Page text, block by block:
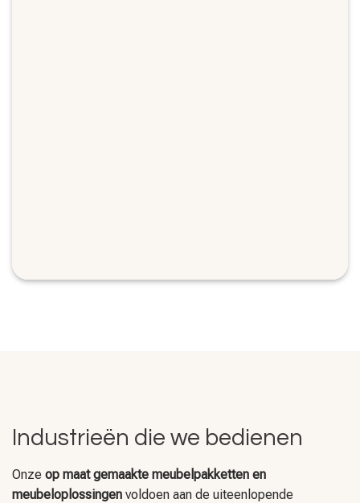
Industrieën die we bedienen
Onze op maat gemaakte meubelpakketten en
meubeloplossingen voldoen aan de uiteenlopende